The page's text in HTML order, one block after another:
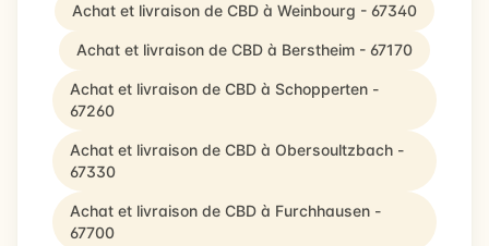
Achat et livraison de CBD à Weinbourg - 67340
Achat et livraison de CBD à Berstheim - 67170
Achat et livraison de CBD à Schopperten -
67260
Achat et livraison de CBD à Obersoultzbach -
67330
Achat et livraison de CBD à Furchhausen -
67700